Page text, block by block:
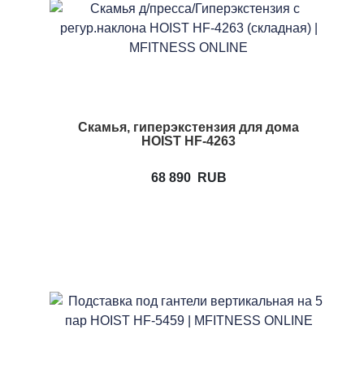
Скамья, гиперэкстензия для дома
HOIST HF-4263
68 890 RUB